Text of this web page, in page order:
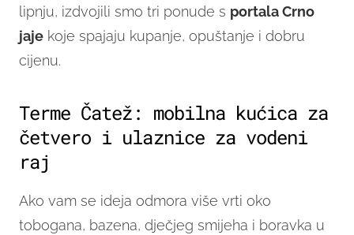
lipnju, izdvojili smo tri ponude s portala Crno
jaje koje spajaju kupanje, opuštanje i dobru
cijenu.
Terme Čatež: mobilna kućica za
četvero i ulaznice za vodeni
raj
Ako vam se ideja odmora više vrti oko
tobogana, bazena, dječjeg smijeha i boravka u